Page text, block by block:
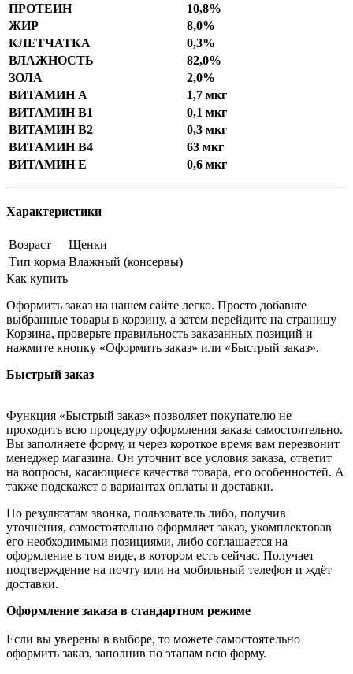
ПРОТЕИН
10,8%
ЖИР
8,0%
КЛЕТЧАТКА
0,3%
ВЛАЖНОСТЬ
82,0%
ЗОЛА
2,0%
ВИТАМИН А
1,7 мкг
ВИТАМИН В1
0,1 мкг
ВИТАМИН В2
0,3 мкг
ВИТАМИН В4
63 мкг
ВИТАМИН Е
0,6 мкг
Характеристики
Возраст
Щенки
Тип корма Влажный (консервы)
Как купить
Оформить заказ на нашем сайте легко. Просто добавьте
выбранные товары в корзину, а затем перейдите на страницу
Корзина, проверьте правильность заказанных позиций и
нажмите кнопку «Оформить заказ» или «Быстрый заказ».
Быстрый заказ
Функция «Быстрый заказ» позволяет покупателю не
проходить всю процедуру оформления заказа самостоятельно.
Вы заполняете форму, и через короткое время вам перезвонит
менеджер магазина. Он уточнит все условия заказа, ответит
на вопросы, касающиеся качества товара, его особенностей. А
также подскажет о вариантах оплаты и доставки.
По результатам звонка, пользователь либо, получив
уточнения, самостоятельно оформляет заказ, укомплектовав
его необходимыми позициями, либо соглашается на
оформление в том виде, в котором есть сейчас. Получает
подтверждение на почту или на мобильный телефон и ждёт
доставки.
Оформление заказа в стандартном режиме
Если вы уверены в выборе, то можете самостоятельно
оформить заказ, заполнив по этапам всю форму.